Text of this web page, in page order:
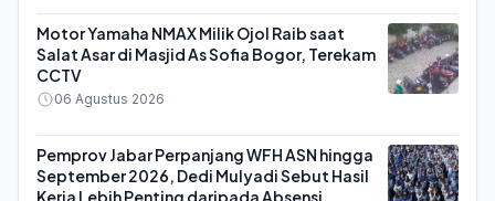
Motor Yamaha NMAX Milik Ojol Raib saat
Salat Asar di Masjid As Sofia Bogor, Terekam
CCTV
06 Agustus 2026
Pemprov Jabar Perpanjang WFH ASN hingga
September 2026, Dedi Mulyadi Sebut Hasil
Kerja Lebih Penting daripada Absensi